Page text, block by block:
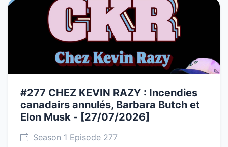
#277 CHEZ KEVIN RAZY : Incendies
canadairs annulés, Barbara Butch et
Elon Musk - [27/07/2026]
Season 1 Episode 277